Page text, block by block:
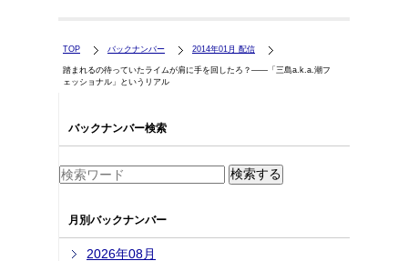
TOP バックナンバー 2014年01月 配信
踏まれるの待っていたライムが肩に手を回したろ？――「三島a.k.a.潮フ
ェッショナル」というリアル
バックナンバー検索
月別バックナンバー
2026年08月